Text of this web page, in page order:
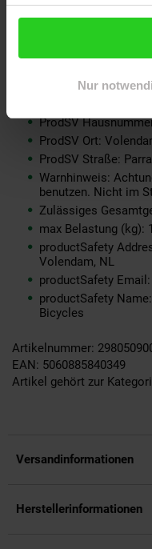
Nur
ProdSV Land: NL
ProdSV
ProdSV Ort:
ProdSV Straße:
Warnhinweis:
benutzen. Nicht im
Zulässiges
max Belastung (kg):
productSafety
Volendam, NL
productSafety
productSafety
Bicycles
Artikelnummer:
EAN: 5060885840349
Artikel gehört zur
Versandinformationen
Herstellerinformationen